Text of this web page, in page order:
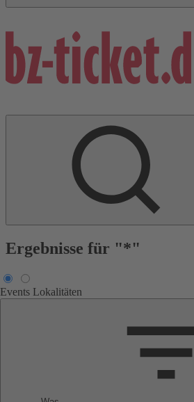
Ergebnisse für "*"
Events Lokalitäten